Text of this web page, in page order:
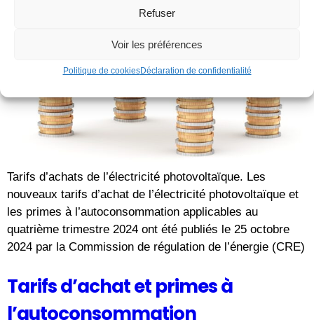
Refuser
Voir les préférences
Politique de cookiesDéclaration de confidentialité
Tarifs d’achats de l’électricité photovoltaïque. Les
nouveaux tarifs d’achat de l’électricité photovoltaïque et
les primes à l’autoconsommation applicables au
quatrième trimestre 2024 ont été publiés le 25 octobre
2024 par la Commission de régulation de l’énergie (CRE)
Tarifs d’achat et primes à
l’autoconsommation